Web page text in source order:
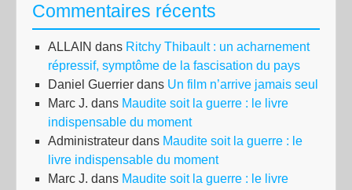
Commentaires récents
ALLAIN dans Ritchy Thibault : un acharnement
répressif, symptôme de la fascisation du pays
Daniel Guerrier dans Un film n’arrive jamais seul
Marc J. dans Maudite soit la guerre : le livre
indispensable du moment
Administrateur dans Maudite soit la guerre : le
livre indispensable du moment
Marc J. dans Maudite soit la guerre : le livre